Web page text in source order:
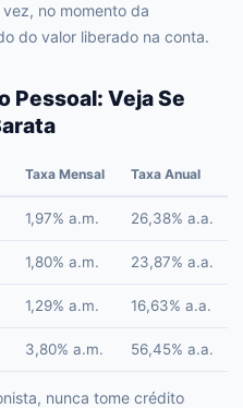
no momento da
do valor liberado na conta.
Pessoal: Veja Se
Taxa Mensal Taxa Anual
1,97% a.m. 26,38% a.a.
1,80% a.m. 23,87% a.a.
1,29% a.m. 16,63% a.a.
3,80% a.m. 56,45% a.a.
nunca tome crédito